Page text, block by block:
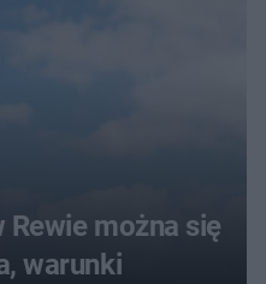
Rewie można się
warunki